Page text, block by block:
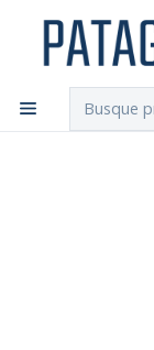
Chilexpress
Inicio Aire
Refrigerante